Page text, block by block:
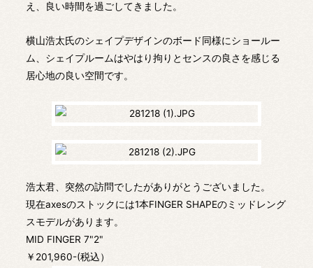
え、良い時間を過ごしてきました。
横山浩太氏のシェイプデザインのボード同様にショールー
ム、シェイプルームはやはり拘りとセンスの良さを感じる
居心地の良い空間です。
浩太君、突然の訪問でしたがありがとうございました。
現在axesのストックには1本FINGER SHAPEのミッドレング
スモデルがあります。
MID FINGER 7"2"
￥201,960-(税込）